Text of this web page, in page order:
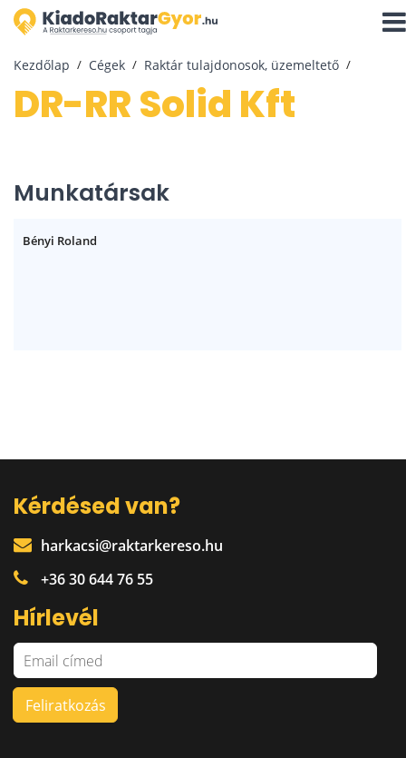
Kezdőlap Cégek Raktár tulajdonosok, üzemeltető
DR-RR Solid Kft
Munkatársak
Bényi Roland
Kérdésed van?
harkacsi@raktarkereso.hu
+36 30 644 76 55
Hírlevél